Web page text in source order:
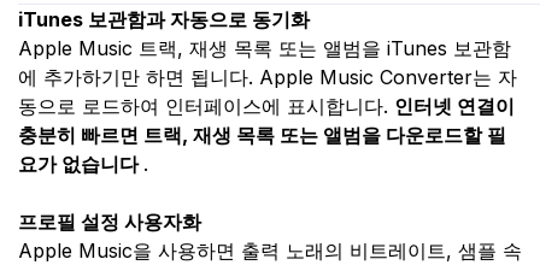
iTunes 보관함과 자동으로 동기화
Apple Music 트랙, 재생 목록 또는 앨범을 iTunes 보관함
에 추가하기만 하면 됩니다. Apple Music Converter는 자
동으로 로드하여 인터페이스에 표시합니다. 인터넷 연결이
충분히 빠르면 트랙, 재생 목록 또는 앨범을 다운로드할 필
요가 없습니다 .
프로필 설정 사용자화
Apple Music을 사용하면 출력 노래의 비트레이트, 샘플 속